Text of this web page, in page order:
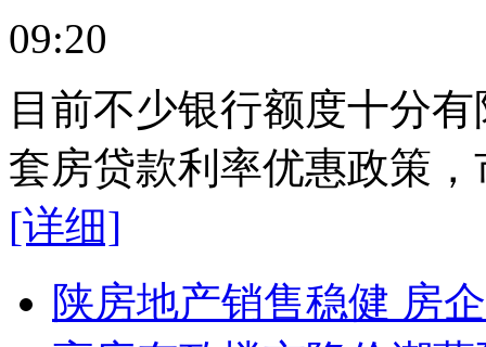
09:20
目前不少银行额度十分
套房贷款利率优惠政策
[详细]
陕房地产销售稳健 房